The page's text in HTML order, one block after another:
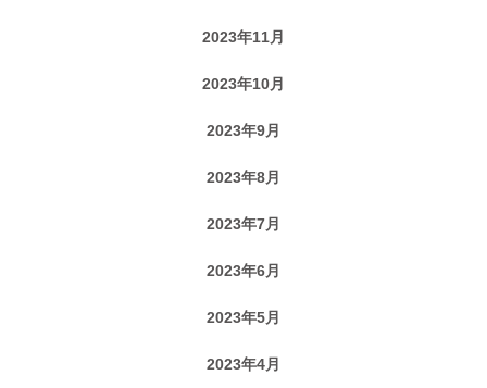
2023年11月
2023年10月
2023年9月
2023年8月
2023年7月
2023年6月
2023年5月
2023年4月